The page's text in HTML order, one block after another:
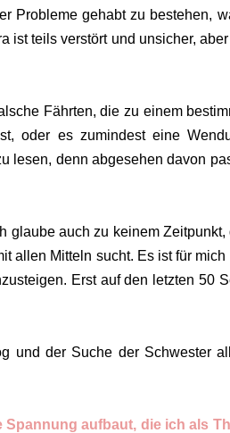
Probleme gehabt zu bestehen,
ist teils verstört und unsicher,
Fährten, die zu einem
oder es zumindest eine
lesen, denn abgesehen davon
glaube auch zu keinem Zeitpunkt,
allen Mitteln sucht. Es ist für mich
Erst auf den letzten 50
und der Suche der Schwester
Spannung aufbaut, die ich als